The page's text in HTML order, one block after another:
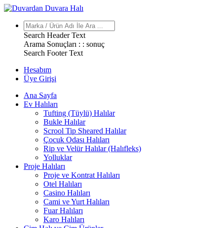
Search Header Text
Arama Sonuçları : : sonuç
Search Footer Text
Hesabım
Üye Girişi
Ana Sayfa
Ev Halıları
Tufting (Tüylü) Halılar
Bukle Halılar
Scrool Tip Sheared Halılar
Çocuk Odası Halıları
Rip ve Velür Halılar (Halıfleks)
Yolluklar
Proje Halıları
Proje ve Kontrat Halıları
Otel Halıları
Casino Halıları
Cami ve Yurt Halıları
Fuar Halıları
Karo Halıları